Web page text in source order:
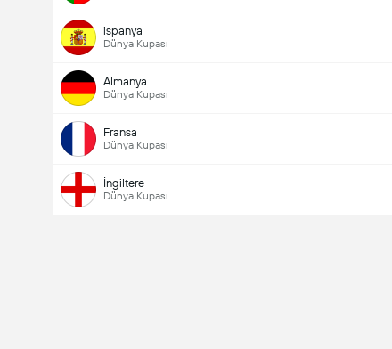
ispanya
Dünya Kupası
Almanya
Dünya Kupası
Fransa
Dünya Kupası
İngiltere
Dünya Kupası